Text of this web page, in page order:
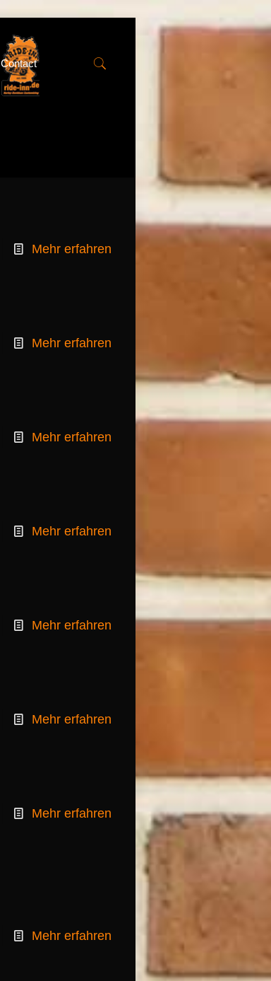
Contact
Mehr erfahren
Mehr erfahren
Mehr erfahren
Mehr erfahren
Mehr erfahren
Mehr erfahren
Mehr erfahren
Mehr erfahren